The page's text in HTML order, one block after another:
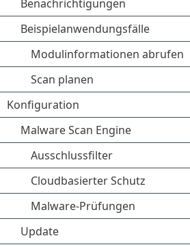
Benachrichtigungen
Beispielanwendungsfälle
Modulinformationen abrufen
Scan planen
Konfiguration
Malware Scan Engine
Ausschlussfilter
Cloudbasierter Schutz
Malware-Prüfungen
Update